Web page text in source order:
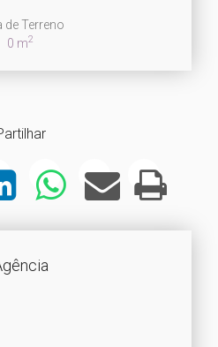
de Terreno
0 m2